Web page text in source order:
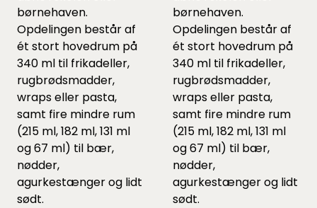
børnehaven.
Opdelingen består af
ét stort hovedrum på
340 ml til frikadeller,
rugbrødsmadder,
wraps eller pasta,
samt fire mindre rum
(215 ml, 182 ml, 131 ml
og 67 ml) til bær,
nødder,
agurkestænger og lidt
sødt.
børnehaven.
Opdelingen består af
ét stort hovedrum på
340 ml til frikadeller,
rugbrødsmadder,
wraps eller pasta,
samt fire mindre rum
(215 ml, 182 ml, 131 ml
og 67 ml) til bær,
nødder,
agurkestænger og lidt
sødt.